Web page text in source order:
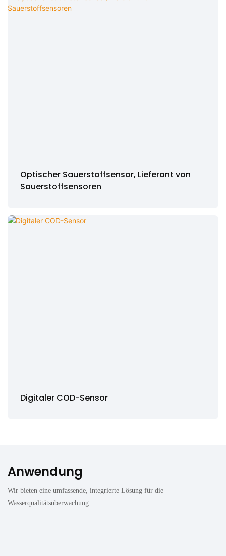
Optischer Sauerstoffsensor, Lieferant von
Sauerstoffsensoren
Digitaler COD-Sensor
Anwendung
Wir bieten eine umfassende, integrierte Lösung für die
Wasserqualitätsüberwachung.